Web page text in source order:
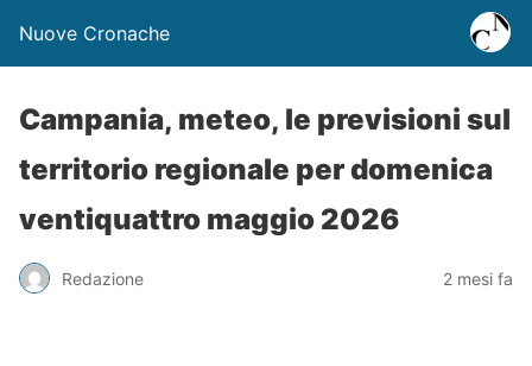
Nuove Cronache
Campania, meteo, le previsioni sul
territorio regionale per domenica
ventiquattro maggio 2026
Redazione 2 mesi fa